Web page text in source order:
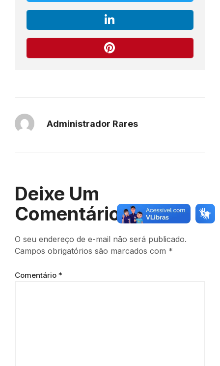
Administrador Rares
Deixe Um
Comentário
O seu endereço de e-mail não será publicado.
Campos obrigatórios são marcados com *
Comentário *